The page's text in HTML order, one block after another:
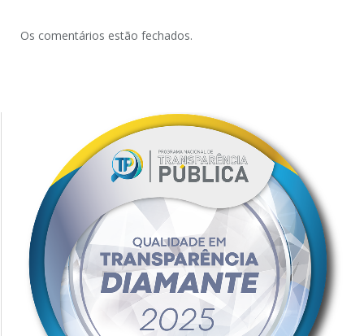
Os comentários estão fechados.